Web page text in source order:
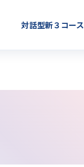
対話型新３コース